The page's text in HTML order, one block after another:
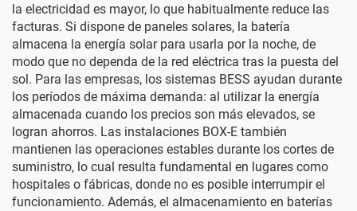
la electricidad es mayor, lo que habitualmente reduce las
facturas. Si dispone de paneles solares, la batería
almacena la energía solar para usarla por la noche, de
modo que no dependa de la red eléctrica tras la puesta del
sol. Para las empresas, los sistemas BESS ayudan durante
los períodos de máxima demanda: al utilizar la energía
almacenada cuando los precios son más elevados, se
logran ahorros. Las instalaciones BOX-E también
mantienen las operaciones estables durante los cortes de
suministro, lo cual resulta fundamental en lugares como
hospitales o fábricas, donde no es posible interrumpir el
funcionamiento. Además, el almacenamiento en baterías